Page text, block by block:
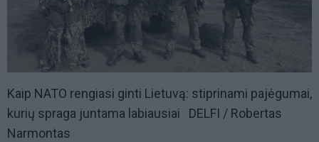
Kaip NATO rengiasi ginti Lietuvą: stiprinami pajėgumai,
kurių spraga juntama labiausiai DELFI / Robertas
Narmontas